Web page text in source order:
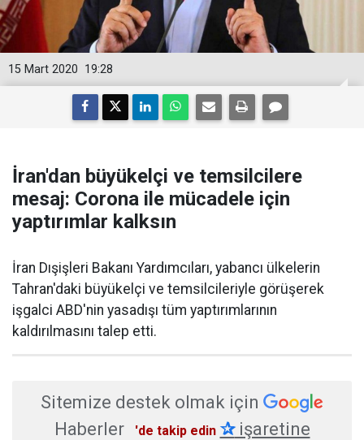
19:28
15 Mart 2020
İran'dan büyükelçi ve temsilcilere
mesaj: Corona ile mücadele için
yaptırımlar kalksın
​İran Dışişleri Bakanı Yardımcıları, yabancı ülkelerin
Tahran'daki büyükelçi ve temsilcileriyle görüşerek
işgalci ABD'nin yasadışı tüm yaptırımlarının
kaldırılmasını talep etti.
Sitemize destek olmak için
Haberler
'de takip edin ✰işaretine